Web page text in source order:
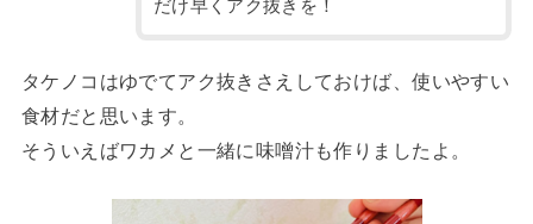
だけ早くアク抜きを！
タケノコはゆでてアク抜きさえしておけば、使いやすい
食材だと思います。
そういえばワカメと一緒に味噌汁も作りましたよ。